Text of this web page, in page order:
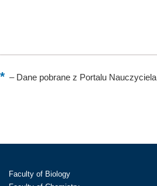
–Dane pobrane z Portalu Nauczyciela
Faculty of Biology